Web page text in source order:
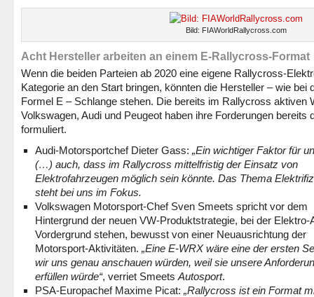
Bild: FIAWorldRallycross.com
Acht Hersteller arbeiten an einem E-Rallycross-Format
Wenn die beiden Parteien ab 2020 eine eigene Rallycross-
Kategorie an den Start bringen, könnten die Hersteller – wie bei
Formel E – Schlange stehen. Die bereits im Rallycross aktiven
Volkswagen, Audi und Peugeot haben ihre Forderungen bereits
formuliert.
Audi-Motorsportchef Dieter Gass: „Ein wichtiger Faktor für
(…) auch, dass im Rallycross mittelfristig der Einsatz von
Elektrofahrzeugen möglich sein könnte. Das Thema
steht bei uns im Fokus.
Volkswagen Motorsport-Chef Sven Smeets spricht vor dem
Hintergrund der neuen VW-Produktstrategie, bei der Elektro-
Vordergrund stehen, bewusst von einer Neuausrichtung der
Motorsport-Aktivitäten. „Eine E-WRX wäre eine der ersten
wir uns genau anschauen würden, weil sie unsere
erfüllen würde“, verriet Smeets Autosport.
PSA-Europachef Maxime Picat: „Rallycross ist ein Format